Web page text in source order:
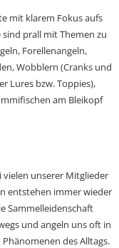
mit klarem Fokus aufs
sind prall mit Themen zu
Forellenangeln,
Wobblern (Cranks und
Lures bzw. Toppies),
am Bleikopf
unserer Mitglieder
entstehen immer wieder
Sammelleidenschaft
und angeln uns oft in
des Alltags.